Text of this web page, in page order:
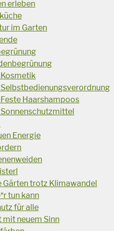
erleben
im Garten
Haarshampoos
Energie
Gärten trotz Klimawandel
tun kann
für alle
neuem Sinn